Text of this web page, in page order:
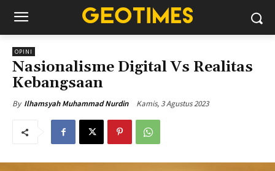
OPINI
Nasionalisme Digital Vs Realitas
Kebangsaan
By Ilhamsyah Muhammad Nurdin Kamis, 3 Agustus 2023